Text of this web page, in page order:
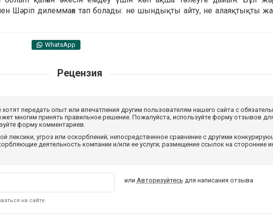
мен Шәріп дилеммаға тап болады: не шындықты айту, не алаяқтықты
WhatsApp
Рецензия
передать опыт или впечатления другим пользователям нашего сайта с
многим принять правильное решение. Пожалуйста, используйте форму отзывов
форму комментариев.
лексики, угроз или оскорблений; непосредственное сравнение с другими
деятельность компании и/или ее услуги; размещение ссылок на сторонние
на сайте
или Авторизуйтесь для написания отзыва